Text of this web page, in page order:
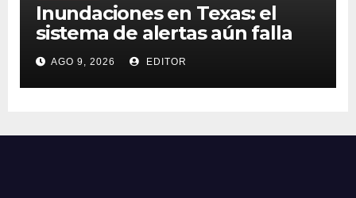
Inundaciones en Texas: el
sistema de alertas aún falla
AGO 9, 2026 EDITOR